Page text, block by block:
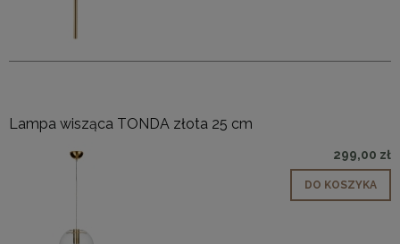
Lampa wisząca TONDA złota 25 cm
299,00 zł
DO KOSZYKA